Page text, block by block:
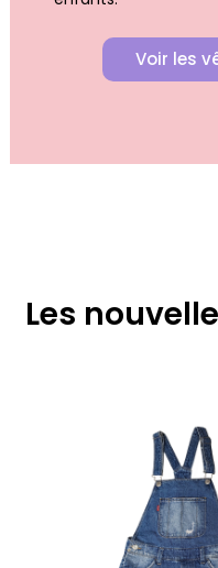
Voir les
Les